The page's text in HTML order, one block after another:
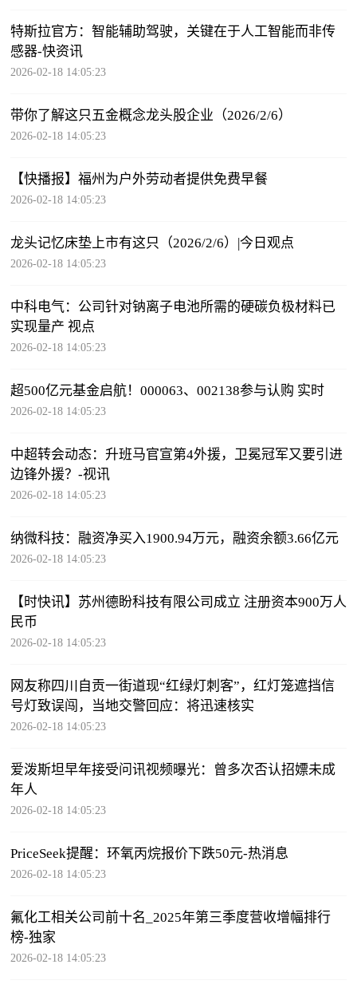
特斯拉官方：智能辅助驾驶，关键在于人工智能而非传
感器-快资讯
2026-02-18 14:05:23
带你了解这只五金概念龙头股企业（2026/2/6）
2026-02-18 14:05:23
【快播报】福州为户外劳动者提供免费早餐
2026-02-18 14:05:23
龙头记忆床垫上市有这只（2026/2/6）|今日观点
2026-02-18 14:05:23
中科电气：公司针对钠离子电池所需的硬碳负极材料已
实现量产 视点
2026-02-18 14:05:23
超500亿元基金启航！000063、002138参与认购 实时
2026-02-18 14:05:23
中超转会动态：升班马官宣第4外援，卫冕冠军又要引进
边锋外援？-视讯
2026-02-18 14:05:23
纳微科技：融资净买入1900.94万元，融资余额3.66亿元
2026-02-18 14:05:23
【时快讯】苏州德盼科技有限公司成立 注册资本900万人
民币
2026-02-18 14:05:23
网友称四川自贡一街道现“红绿灯刺客”，红灯笼遮挡信
号灯致误闯，当地交警回应：将迅速核实
2026-02-18 14:05:23
爱泼斯坦早年接受问讯视频曝光：曾多次否认招嫖未成
年人
2026-02-18 14:05:23
PriceSeek提醒：环氧丙烷报价下跌50元-热消息
2026-02-18 14:05:23
氟化工相关公司前十名_2025年第三季度营收增幅排行
榜-独家
2026-02-18 14:05:23